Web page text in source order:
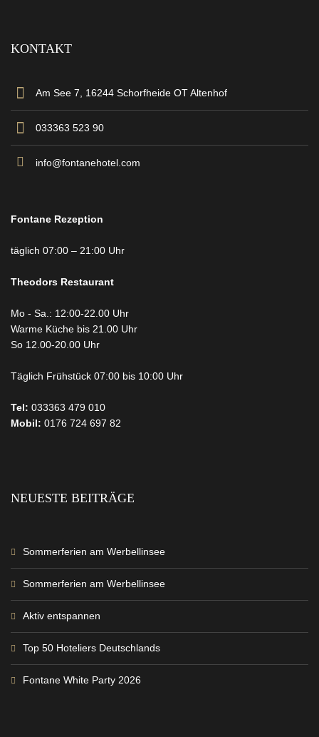
KONTAKT
Am See 7, 16244 Schorfheide OT Altenhof
033363 523 90
info@fontanehotel.com
Fontane Rezeption
täglich 07:00 – 21:00 Uhr
Theodors Restaurant
Mo - Sa.: 12:00-22.00 Uhr
Warme Küche bis 21.00 Uhr
So 12.00-20.00 Uhr
Täglich Frühstück 07:00 bis 10:00 Uhr
Tel: 033363 479 010
Mobil: 0176 724 697 82
NEUESTE BEITRÄGE
Sommerferien am Werbellinsee
Sommerferien am Werbellinsee
Aktiv entspannen
Top 50 Hoteliers Deutschlands
Fontane White Party 2026